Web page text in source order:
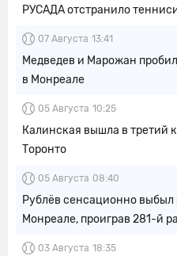
РУСАДА отстранило
07 Августа 13:41
Медведев и Марожан
в Монреале
05 Августа 10:25
Калинская вышла в третий
Торонто
05 Августа 08:40
Рублёв сенсационно выбыл
Монреале, проиграв 281-й
03 Августа 18:35